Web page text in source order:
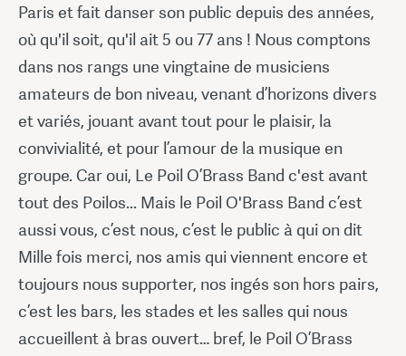
Paris et fait danser son public depuis des années,
où qu'il soit, qu'il ait 5 ou 77 ans ! Nous comptons
dans nos rangs une vingtaine de musiciens
amateurs de bon niveau, venant d’horizons divers
et variés, jouant avant tout pour le plaisir, la
convivialité, et pour l’amour de la musique en
groupe. Car oui, Le Poil O’Brass Band c'est avant
tout des Poilos... Mais le Poil O'Brass Band c’est
aussi vous, c’est nous, c’est le public à qui on dit
Mille fois merci, nos amis qui viennent encore et
toujours nous supporter, nos ingés son hors pairs,
c’est les bars, les stades et les salles qui nous
accueillent à bras ouvert… bref, le Poil O’Brass